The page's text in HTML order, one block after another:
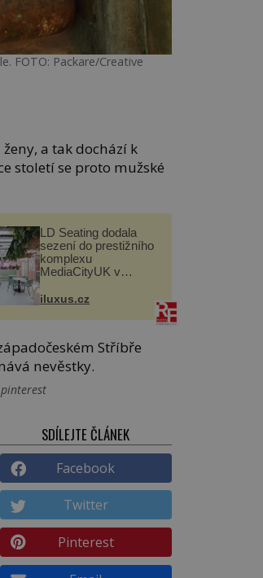
FOTO: Packare/Creative
a tak dochází k
století se proto mužské
LD Seating dodala
sezení do prestižního
komplexu
MediaCityUK v
iluxus.cz
Stříbře
nevěstky.
SDÍLEJTE ČLÁNEK
Facebook
Twitter
Pinterest